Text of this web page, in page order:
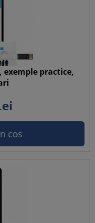
exemple practice,
cos